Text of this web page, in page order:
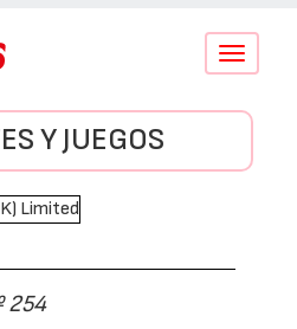
Conmutar
Y JUEGOS
254